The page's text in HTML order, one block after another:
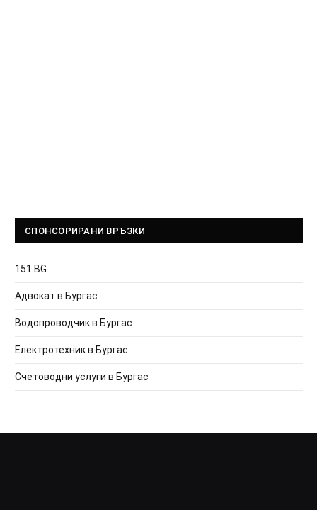
СПОНСОРИРАНИ ВРЪЗКИ
151.BG
Адвокат в Бургас
Водопроводчик в Бургас
Електротехник в Бургас
Счетоводни услуги в Бургас